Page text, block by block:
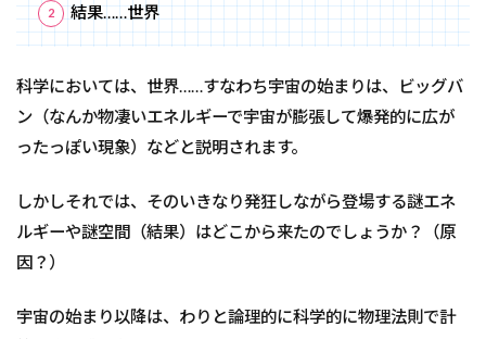
結果……世界
科学においては、世界……すなわち宇宙の始まりは、ビッグバ
ン（なんか物凄いエネルギーで宇宙が膨張して爆発的に広が
ったっぽい現象）などと説明されます。
しかしそれでは、そのいきなり発狂しながら登場する謎エネ
ルギーや謎空間（結果）はどこから来たのでしょうか？（原
因？）
宇宙の始まり以降は、わりと論理的に科学的に物理法則で計